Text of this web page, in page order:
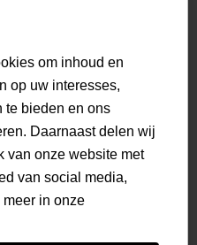
om inhoud en
op uw interesses,
te bieden en ons
Daarnaast delen wij
van onze website met
van social media,
in onze